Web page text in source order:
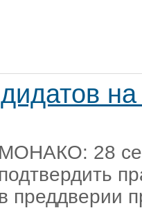
МОНАКО: 28
подтвердить
в преддверии